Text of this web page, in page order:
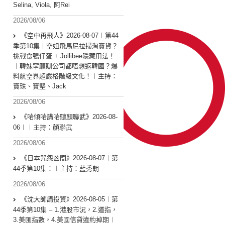
Selina, Viola, 阿Rei
2026/08/06
《空中再飛人》2026-08-07︱第44
季第10集｜空姐飛馬尼拉掃淘寶貨？
挑戰食鴨仔蛋 + Jollibee隱藏用法！
︱韓妹寧願瞓公司都唔想返韓國？爆
料航空界超嚴格階級文化！︱主持：
寶珠、寶堅、Jack
2026/08/06
《啱傾啱講啱聽顏聯武》2026-08-
06︱︱主持：顏聯武
2026/08/06
《日本咒怨凶間》2026-08-07︱第
44季第10集：︱主持：藍秀朗
2026/08/06
《沈大師講投資》2026-08-05︱第
44季第10集 – 1.港股市況，2.道指，
3.美匯指數，4.美國信貸違約掉期︱